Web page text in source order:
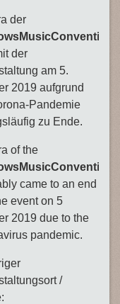
der
der
am 5.
2019 aufgrund
Pandemie
zu Ende.
of the
came to an end
event on 5
2019 due to the
pandemic.
/